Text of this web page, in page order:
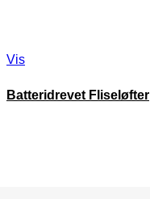
Vis
Batteridrevet Fliseløfter